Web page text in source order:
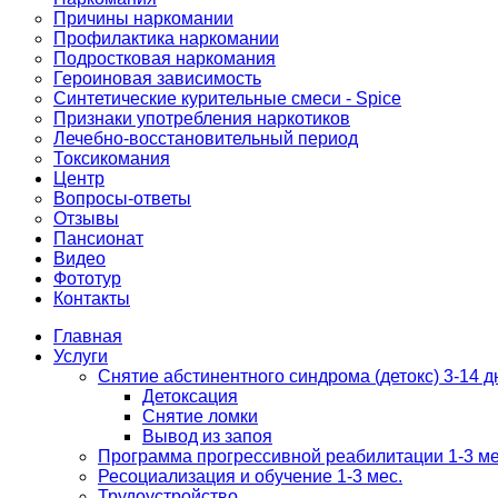
Причины наркомании
Профилактика наркомании
Подростковая наркомания
Героиновая зависимость
Синтетические курительные смеси - Spice
Признаки употребления наркотиков
Лечебно-восстановительный период
Токсикомания
Центр
Вопросы-ответы
Отзывы
Пансионат
Видео
Фототур
Контакты
Главная
Услуги
Снятие абстинентного синдрома (детокс) 3-14
Детоксация
Снятие ломки
Вывод из запоя
Программа прогрессивной реабилитации 1-3
Ресоциализация и обучение 1-3 мес.